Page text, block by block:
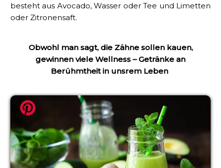
besteht aus Avocado, Wasser oder Tee und Limetten
oder Zitronensaft.
Obwohl man sagt, die Zähne sollen kauen,
gewinnen viele Wellness – Getränke an
Berühmtheit in unsrem Leben